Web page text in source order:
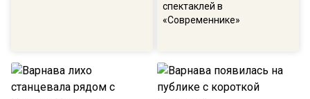
спектаклей в
«Современнике»